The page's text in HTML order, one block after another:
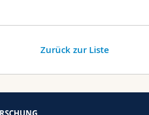
Zurück zur Liste